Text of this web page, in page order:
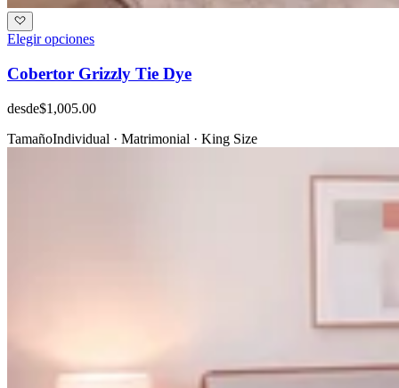
Elegir opciones
Cobertor Grizzly Tie Dye
desde$1,005.00
TamañoIndividual · Matrimonial · King Size